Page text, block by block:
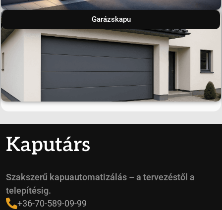
Garázskapu
Kaputárs
Szakszerű kapuautomatizálás – a tervezéstől a
telepítésig.
+36-70-589-09-99